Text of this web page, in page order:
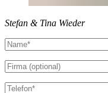
Stefan & Tina Wieder